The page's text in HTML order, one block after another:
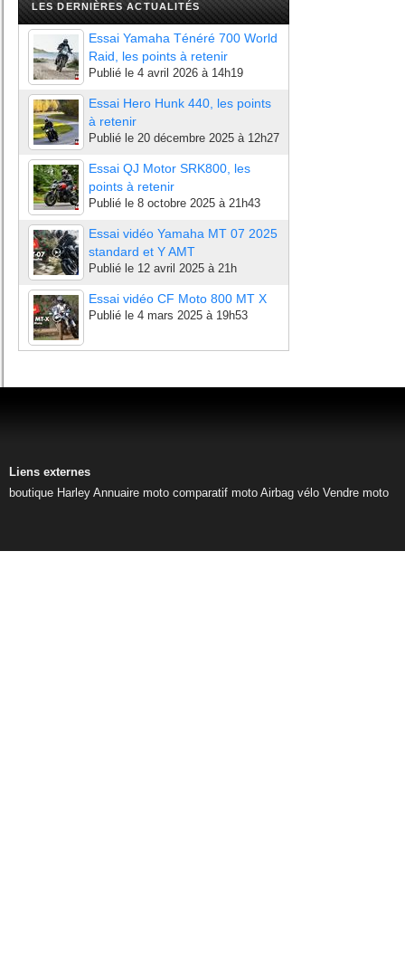
LES DERNIÈRES ACTUALITÉS
Essai Yamaha Ténéré 700 World
Raid, les points à retenir
Publié le 4 avril 2026 à 14h19
Essai Hero Hunk 440, les points
à retenir
Publié le 20 décembre 2025 à 12h27
Essai QJ Motor SRK800, les
points à retenir
Publié le 8 octobre 2025 à 21h43
Essai vidéo Yamaha MT 07 2025
standard et Y AMT
Publié le 12 avril 2025 à 21h
Essai vidéo CF Moto 800 MT X
Publié le 4 mars 2025 à 19h53
Liens externes
boutique Harley Annuaire moto comparatif moto Airbag vélo Vendre moto